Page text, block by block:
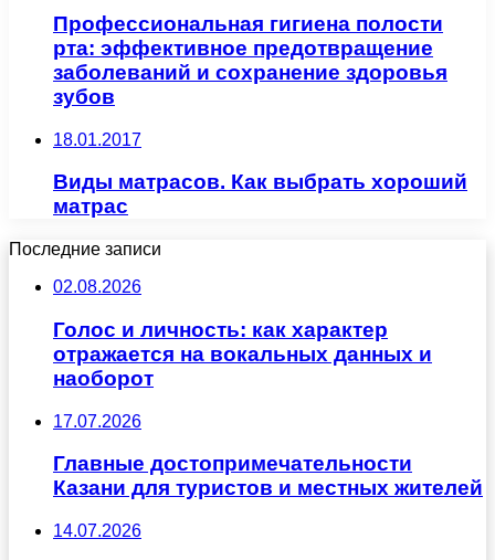
Профессиональная гигиена полости
рта: эффективное предотвращение
заболеваний и сохранение здоровья
зубов
18.01.2017
Виды матрасов. Как выбрать хороший
матрас
Последние записи
02.08.2026
Голос и личность: как характер
отражается на вокальных данных и
наоборот
17.07.2026
Главные достопримечательности
Казани для туристов и местных жителей
14.07.2026